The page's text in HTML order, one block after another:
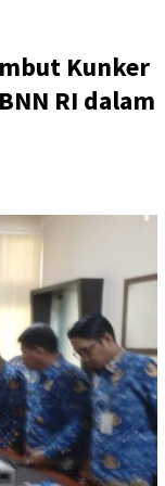
Kunker
RI dalam